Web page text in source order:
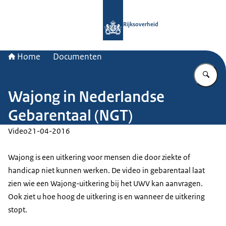
Rijksoverheid
Home Documenten
Wajong in Nederlandse
Gebarentaal (NGT)
Video21-04-2016
Wajong is een uitkering voor mensen die door ziekte of
handicap niet kunnen werken. De video in gebarentaal laat
zien wie een Wajong-uitkering bij het UWV kan aanvragen.
Ook ziet u hoe hoog de uitkering is en wanneer de uitkering
stopt.